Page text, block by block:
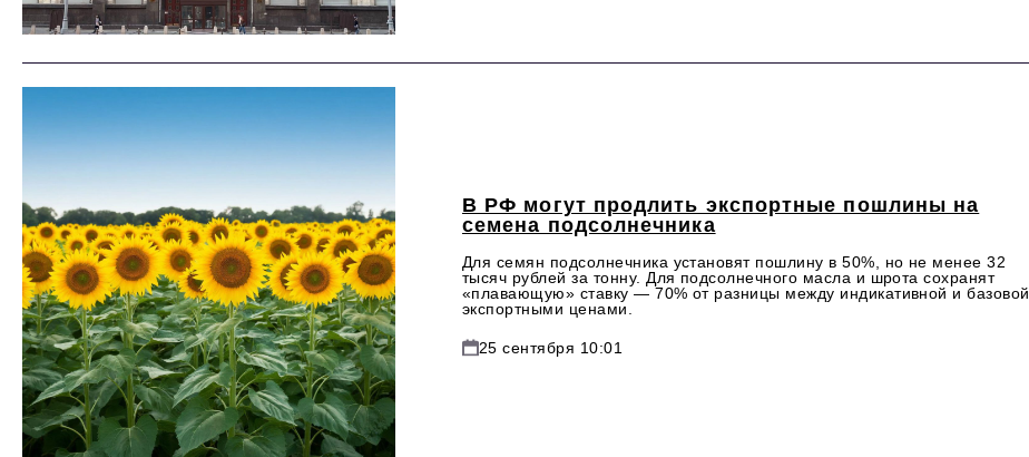
В РФ могут продлить экспортные пошлины на
семена подсолнечника
Для семян подсолнечника установят пошлину в 50%, но не менее 32
тысяч рублей за тонну. Для подсолнечного масла и шрота сохранят
«плавающую» ставку — 70% от разницы между индикативной и базовой
экспортными ценами.
25 сентября 10:01